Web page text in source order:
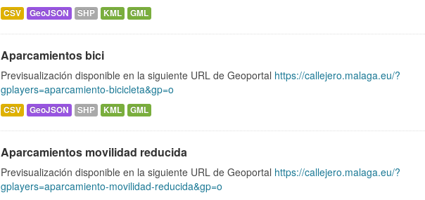
CSV GeoJSON SHP KML GML
Aparcamientos bici
Previsualización disponible en la siguiente URL de Geoportal https://callejero.malaga.eu/?
gplayers=aparcamiento-bicicleta&gp=o
CSV GeoJSON SHP KML GML
Aparcamientos movilidad reducida
Previsualización disponible en la siguiente URL de Geoportal https://callejero.malaga.eu/?
gplayers=aparcamiento-movilidad-reducida&gp=o